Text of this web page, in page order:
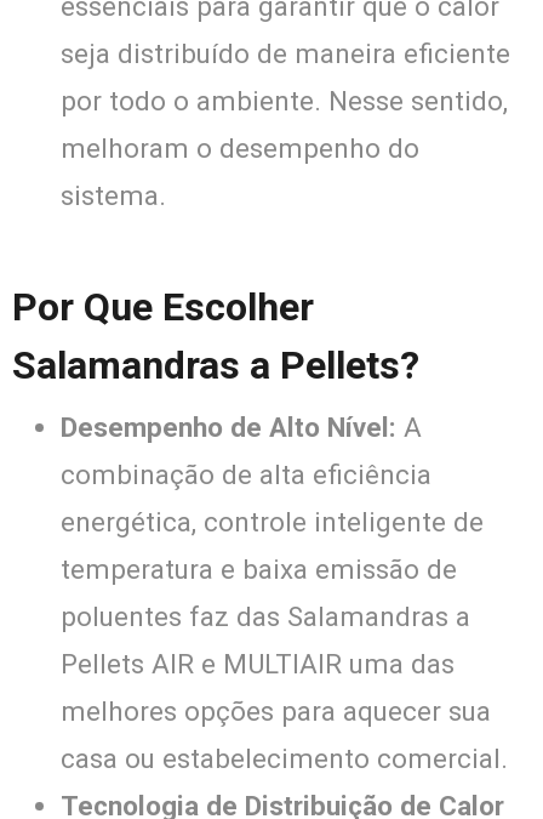
essenciais para garantir que o calor
seja distribuído de maneira eficiente
por todo o ambiente. Nesse sentido,
melhoram o desempenho do
sistema.
Por Que Escolher
Salamandras a Pellets?
Desempenho de Alto Nível: A
combinação de alta eficiência
energética, controle inteligente de
temperatura e baixa emissão de
poluentes faz das Salamandras a
Pellets AIR e MULTIAIR uma das
melhores opções para aquecer sua
casa ou estabelecimento comercial.
Tecnologia de Distribuição de Calor